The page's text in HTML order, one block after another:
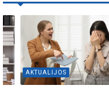
AKTUALIJOS